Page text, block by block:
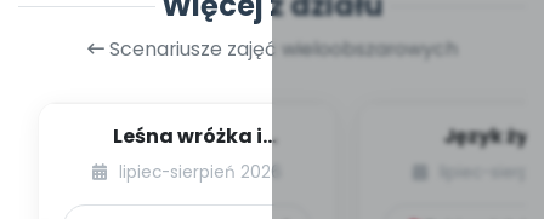
Scenariusze zajęć wieloobszarowych
Leśna wróżka i
przyjaciele
lipiec-sierpień 2026
Język